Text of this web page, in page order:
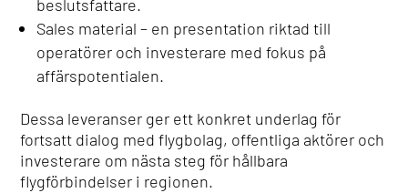
beslutsfattare.
Sales material – en presentation riktad till
operatörer och investerare med fokus på
affärspotentialen.
Dessa leveranser ger ett konkret underlag för
fortsatt dialog med flygbolag, offentliga aktörer och
investerare om nästa steg för hållbara
flygförbindelser i regionen.